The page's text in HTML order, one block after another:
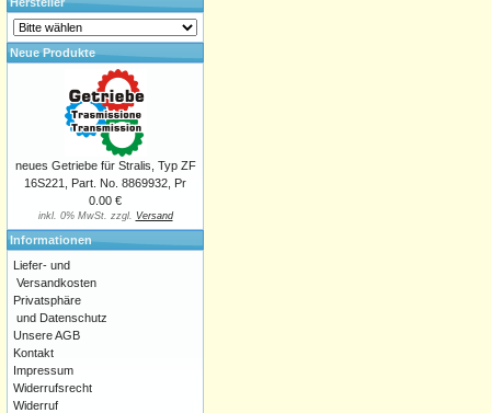
Neue Produkte
neues Getriebe für Stralis, Typ ZF
16S221, Part. No. 8869932, Pr
0.00 €
inkl. 0% MwSt. zzgl. Versand
Informationen
Liefer- und
Versandkosten
Privatsphäre
und Datenschutz
Unsere AGB
Kontakt
Impressum
Widerrufsrecht
Widerruf